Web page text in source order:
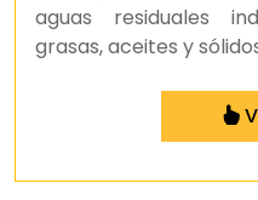
aguas residuales
grasas, aceites y